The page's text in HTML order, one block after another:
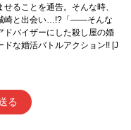
ることを通告。そんな時、
崎と出会い…!?「――そんな
ドバイザーにした殺し屋の婚
な婚活バトルアクション!! [J
る